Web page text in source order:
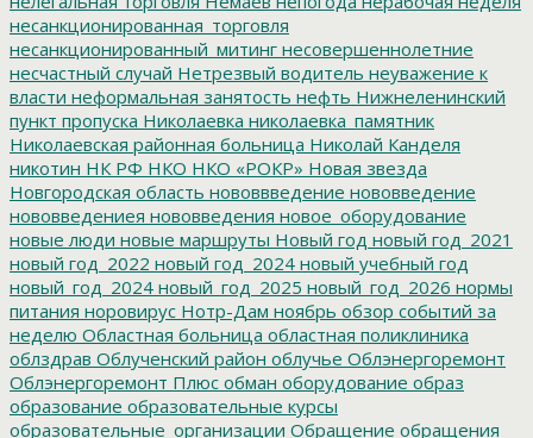
несанкционированная_торговля
несанкционированный_митинг несовершеннолетние
несчастный случай Нетрезвый водитель неуважение к
власти неформальная занятость нефть Нижнеленинский
пункт пропуска Николаевка николаевка_памятник
Николаевская районная больница Николай Канделя
никотин НК РФ НКО НКО «РОКР» Новая звезда
Новгородская область нововвведение нововведение
нововведениея нововведения новое_оборудование
новые люди новые маршруты Новый год новый год_2021
новый год_2022 новый год_2024 новый учебный год
новый_год_2024 новый_год_2025 новый_год_2026 нормы
питания норовирус Нотр-Дам ноябрь обзор событий за
неделю Областная больница областная поликлиника
облздрав Облученский район облучье Облэнергоремонт
Облэнергоремонт Плюс обман оборудование образ
образование образовательные курсы
образовательные_организации Обращение обращения